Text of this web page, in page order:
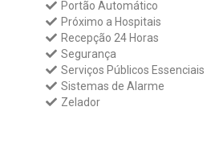
Portão Automático
Próximo a Hospitais
Recepção 24 Horas
Segurança
Serviços Públicos Essenciais
Sistemas de Alarme
Zelador